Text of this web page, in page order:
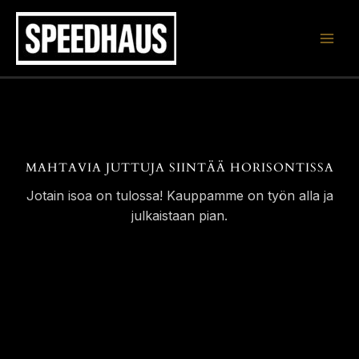
Siirry
sisältöön
MAHTAVIA JUTTUJA SIINTÄÄ HORISONTISSA
Jotain isoa on tulossa! Kauppamme on työn alla ja
julkaistaan pian.